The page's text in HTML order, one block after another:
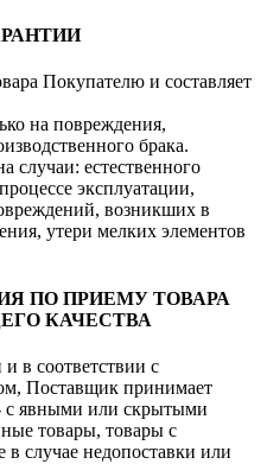
Покупателю и составляет
на повреждения,
брака.
случаи: естественного
эксплуатации,
возникших в
утери мелких элементов
ПО ПРИЕМУ ТОВАРА
КАЧЕСТВА
в соответствии с
Поставщик принимает
с явными или скрытыми
товары, товары с
случае недопоставки или